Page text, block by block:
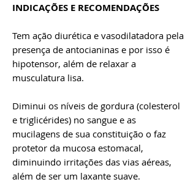
INDICAÇÕES E RECOMENDAÇÕES
Tem ação diurética e vasodilatadora pela
presença de antocianinas e por isso é
hipotensor, além de relaxar a
musculatura lisa.
Diminui os níveis de gordura (colesterol
e triglicérides) no sangue e as
mucilagens de sua constituição o faz
protetor da mucosa estomacal,
diminuindo irritações das vias aéreas,
além de ser um laxante suave.